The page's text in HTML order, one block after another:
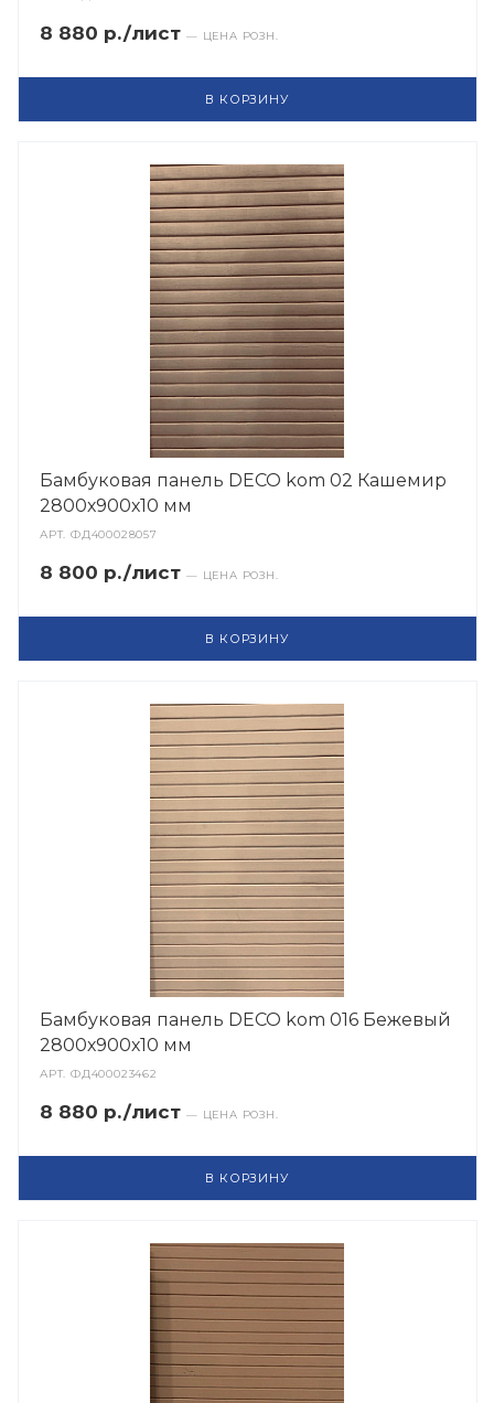
8 880 р./лист — ЦЕНА РОЗН.
В КОРЗИНУ
Бамбуковая панель DECO kom 02 Кашемир
2800х900х10 мм
АРТ.ФД400028057
8 800 р./лист — ЦЕНА РОЗН.
В КОРЗИНУ
Бамбуковая панель DECO kom 016 Бежевый
2800х900х10 мм
АРТ.ФД400023462
8 880 р./лист — ЦЕНА РОЗН.
В КОРЗИНУ